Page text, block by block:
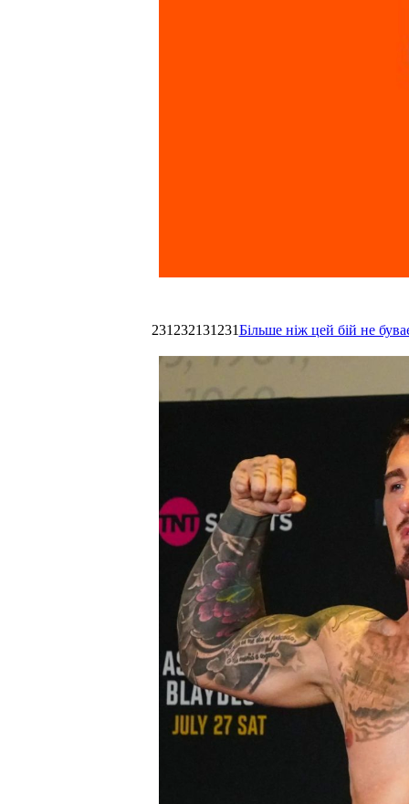
231232131231Більше ніж цей бій не